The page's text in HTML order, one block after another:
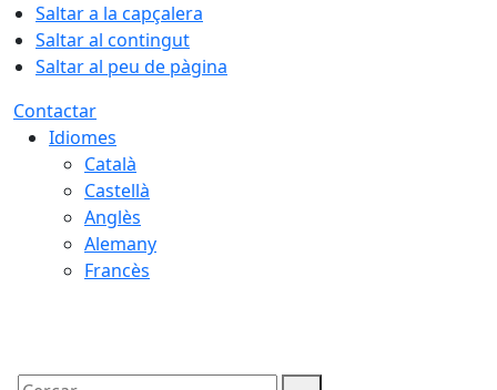
Saltar a la capçalera
Saltar al contingut
Saltar al peu de pàgina
Contactar
Idiomes
Català
Castellà
Anglès
Alemany
Francès